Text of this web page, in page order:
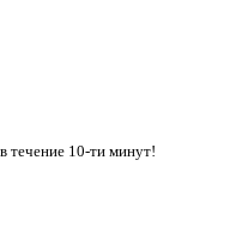
течение 10-ти минут!